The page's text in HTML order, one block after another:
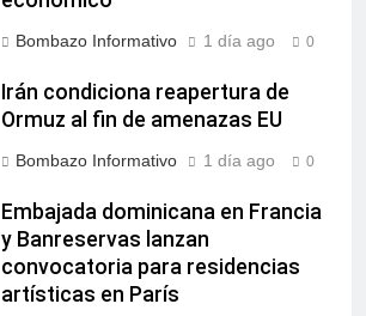
Bombazo Informativo 1 día ago 0
Irán condiciona reapertura de
Ormuz al fin de amenazas EU
Bombazo Informativo 1 día ago 0
Embajada dominicana en Francia
y Banreservas lanzan
convocatoria para residencias
artísticas en París